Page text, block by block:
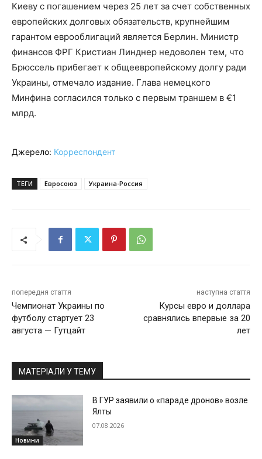
Киеву с погашением через 25 лет за счет собственных
европейских долговых обязательств, крупнейшим
гарантом еврооблигаций является Берлин. Министр
финансов ФРГ Кристиан Линднер недоволен тем, что
Брюссель прибегает к общеевропейскому долгу ради
Украины, отмечало издание. Глава немецкого
Минфина согласился только с первым траншем в €1
млрд.
Джерело: Корреспондент
ТЕГИ Евросоюз Украина-Россия
попередня стаття
Чемпионат Украины по
футболу стартует 23
августа — Гутцайт
наступна стаття
Курсы евро и доллара
сравнялись впервые за 20
лет
МАТЕРІАЛИ У ТЕМУ
Новини
В ГУР заявили о «параде дронов» возле
Ялты
07.08.2026